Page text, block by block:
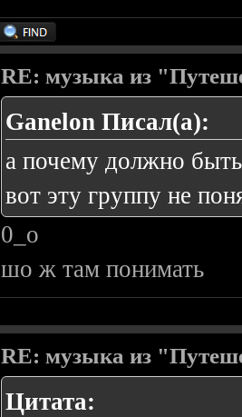
RE: музыка из
Ganelon Писал(а):
а почему должно
вот эту группу не
0_о
шо ж там понимать
RE: музыка из
Цитата: